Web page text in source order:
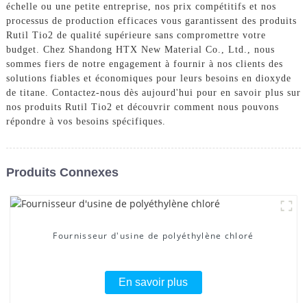
échelle ou une petite entreprise, nos prix compétitifs et nos
processus de production efficaces vous garantissent des produits
Rutil Tio2 de qualité supérieure sans compromettre votre
budget. Chez Shandong HTX New Material Co., Ltd., nous
sommes fiers de notre engagement à fournir à nos clients des
solutions fiables et économiques pour leurs besoins en dioxyde
de titane. Contactez-nous dès aujourd'hui pour en savoir plus sur
nos produits Rutil Tio2 et découvrir comment nous pouvons
répondre à vos besoins spécifiques.
Produits Connexes
Fournisseur d'usine de polyéthylène chloré
En savoir plus